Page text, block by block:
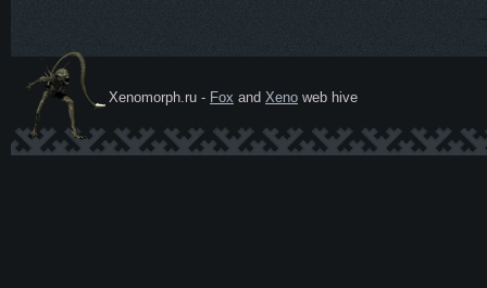
Ксеномо
Xenomorph.ru - Fox and Xeno web hive